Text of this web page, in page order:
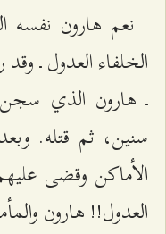
نعم هارون نفسه
الخلفاء العدول ـ
ـ هارون الذي
سنين، ثم قتله.
الأماكن وقضى
العدول!! هارون